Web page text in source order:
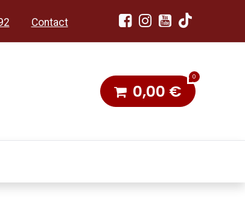
Contact
0
0,00 €